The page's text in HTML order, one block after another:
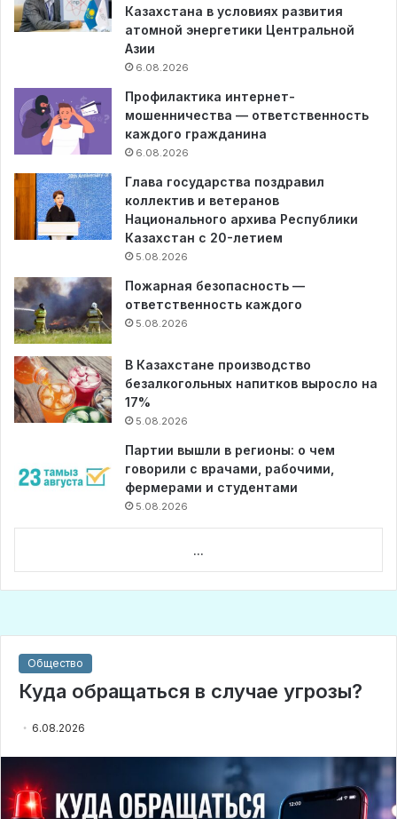
Казахстана в условиях развития
атомной энергетики Центральной
Азии
6.08.2026
Профилактика интернет-
мошенничества — ответственность
каждого гражданина
6.08.2026
Глава государства поздравил
коллектив и ветеранов
Национального архива Республики
Казахстан с 20-летием
5.08.2026
Пожарная безопасность —
ответственность каждого
5.08.2026
В Казахстане производство
безалкогольных напитков выросло на
17%
5.08.2026
Партии вышли в регионы: о чем
говорили с врачами, рабочими,
фермерами и студентами
5.08.2026
...